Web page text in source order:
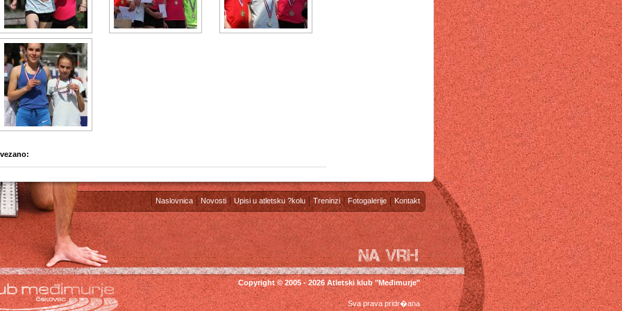
Naslovnica Novosti Upisi u atletsku ?kolu Treninzi Fotogalerije Kontakt
Copyright © 2005 - 2026 Atletski klub "Međimurje"
Sva prava pridr�ana